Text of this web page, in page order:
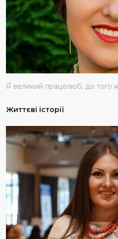
Я великий працелюб, до того
Життєві історії